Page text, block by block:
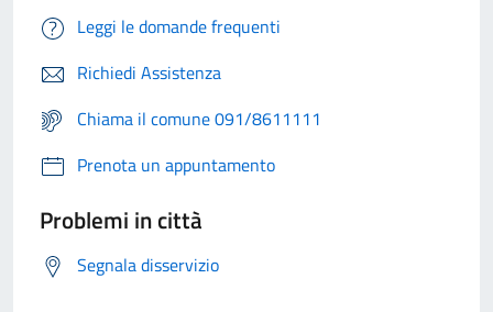
Leggi le domande frequenti
Richiedi Assistenza
Chiama il comune 091/8611111
Prenota un appuntamento
Problemi in città
Segnala disservizio